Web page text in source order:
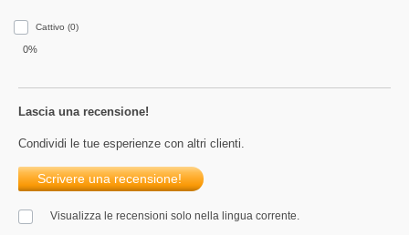
Сattivo (0)
0%
Lascia una recensione!
Condividi le tue esperienze con altri clienti.
Scrivere una recensione!
Visualizza le recensioni solo nella lingua corrente.